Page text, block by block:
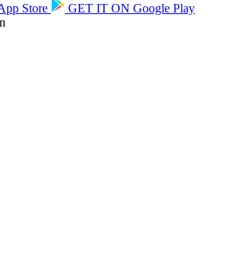
Store GET IT ON Google Play